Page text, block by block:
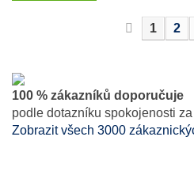
1 2
100 % zákazníků doporučuje
podle dotazníku spokojenosti
Zobrazit všech 3000